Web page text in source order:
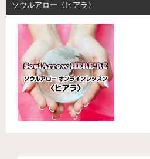
ソウルアロー〈ヒアラ〉